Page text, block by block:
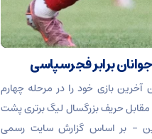
برابر فجرسپاسی
آخرین بازی خود را در مرحله چهارم
مقابل حریف بزرگسال لیگ برتری پشت
– بر اساس گزارش سایت رسمی